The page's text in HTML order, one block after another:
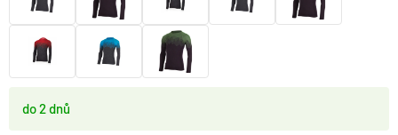
O nás
Moje objednávka
do 2 dnů